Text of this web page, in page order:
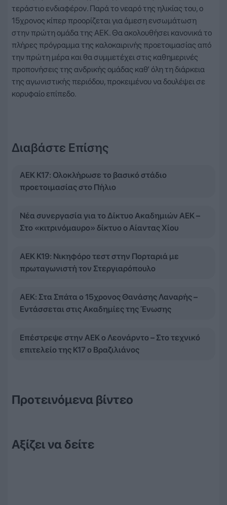
τεράστιο ενδιαφέρον. Παρά το νεαρό της ηλικίας του, ο
15χρονος κίπερ προορίζεται για άμεση ενσωμάτωση
στην πρώτη ομάδα της ΑΕΚ. Θα ακολουθήσει κανονικά το
πλήρες πρόγραμμα της καλοκαιρινής προετοιμασίας από
την πρώτη μέρα και θα συμμετέχει στις καθημερινές
προπονήσεις της ανδρικής ομάδας καθ’ όλη τη διάρκεια
της αγωνιστικής περιόδου, προκειμένου να δουλέψει σε
κορυφαίο επίπεδο.
Διαβάστε Επίσης
ΑΕΚ Κ17: Ολοκλήρωσε το βασικό στάδιο
προετοιμασίας στο Πήλιο
Νέα συνεργασία για το Δίκτυο Ακαδημιών ΑΕΚ –
Στο «κιτρινόμαυρο» δίκτυο ο Αίαντας Χίου
ΑΕΚ Κ19: Νικηφόρο τεστ στην Πορταριά με
πρωταγωνιστή τον Στεργιαρόπουλο
ΑΕΚ: Στα Σπάτα ο 15χρονος Θανάσης Λαναρής –
Εντάσσεται στις Ακαδημίες της Ένωσης
Επέστρεψε στην ΑΕΚ ο Λεονάρντο – Στο τεχνικό
επιτελείο της Κ17 ο Βραζιλιάνος
Προτεινόμενα βίντεο
Αξίζει να δείτε